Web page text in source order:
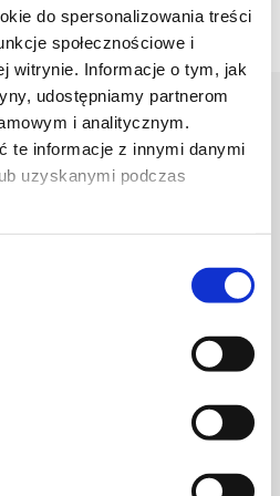
do spersonalizowania treści
społecznościowe i
witrynie. Informacje o tym, jak
udostępniamy partnerom
i analitycznym.
te informacje z innymi danymi
uzyskanymi podczas